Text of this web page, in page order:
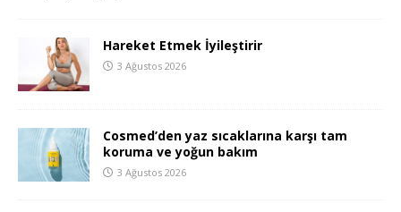
Hareket Etmek İyileştirir
3 Ağustos 2026
Cosmed’den yaz sıcaklarına karşı tam
koruma ve yoğun bakım
3 Ağustos 2026